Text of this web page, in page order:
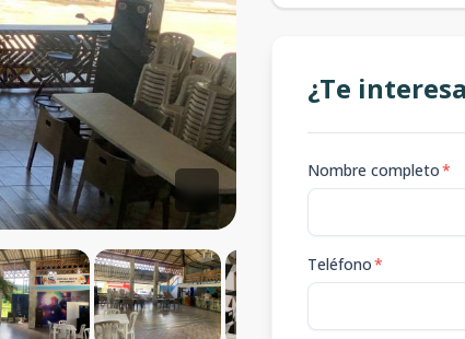
¿Te
Nombre completo*
Teléfono*